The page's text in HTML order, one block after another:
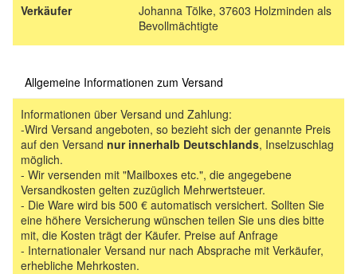
Verkäufer
Johanna Tölke, 37603 Holzminden als
Bevollmächtigte
Allgemeine Informationen zum Versand
Informationen über Versand und Zahlung:
-Wird Versand angeboten, so bezieht sich der genannte Preis
auf den Versand nur innerhalb Deutschlands, Inselzuschlag
möglich.
- Wir versenden mit "Mailboxes etc.", die angegebene
Versandkosten gelten zuzüglich Mehrwertsteuer.
- Die Ware wird bis 500 € automatisch versichert. Sollten Sie
eine höhere Versicherung wünschen teilen Sie uns dies bitte
mit, die Kosten trägt der Käufer. Preise auf Anfrage
- Internationaler Versand nur nach Absprache mit Verkäufer,
erhebliche Mehrkosten.